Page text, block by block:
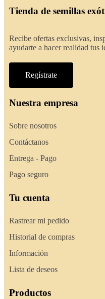
Tienda de semillas
Recibe ofertas exclusivas,
ayudarte a hacer realidad tus
Regístrate
Nuestra empresa
Sobre nosotros
Contáctanos
Entrega - Pago
Pago seguro
Tu cuenta
Rastrear mi pedido
Historial de compras
Información
Lista de deseos
Productos